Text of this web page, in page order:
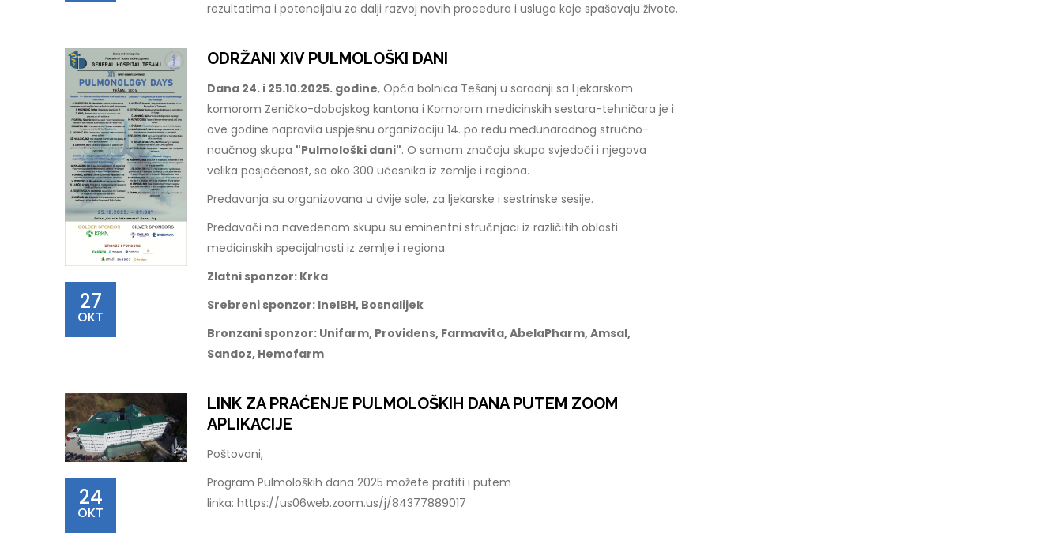
rezultatima i potencijalu za dalji razvoj novih procedura i usluga koje spašavaju živote.
27
OKT
ODRŽANI XIV PULMOLOŠKI DANI
Dana 24. i 25.10.2025. godine, Opća bolnica Tešanj u saradnji sa Ljekarskom
komorom Zeničko-dobojskog kantona i Komorom medicinskih sestara-tehničara je i
ove godine napravila uspješnu organizaciju 14. po redu međunarodnog stručno-
naučnog skupa "Pulmološki dani". O samom značaju skupa svjedoči i njegova
velika posjećenost, sa oko 300 učesnika iz zemlje i regiona.
Predavanja su organizovana u dvije sale, za ljekarske i sestrinske sesije.
Predavači na navedenom skupu su eminentni stručnjaci iz različitih oblasti
medicinskih specijalnosti iz zemlje i regiona.
Zlatni sponzor: Krka
Srebreni sponzor: InelBH, Bosnalijek
Bronzani sponzor: Unifarm, Providens, Farmavita, AbelaPharm, Amsal,
Sandoz, Hemofarm
24
OKT
LINK ZA PRAĆENJE PULMOLOŠKIH DANA PUTEM ZOOM
APLIKACIJE
Poštovani,
Program Pulmoloških dana 2025 možete pratiti i putem
linka: https://us06web.zoom.us/j/84377889017